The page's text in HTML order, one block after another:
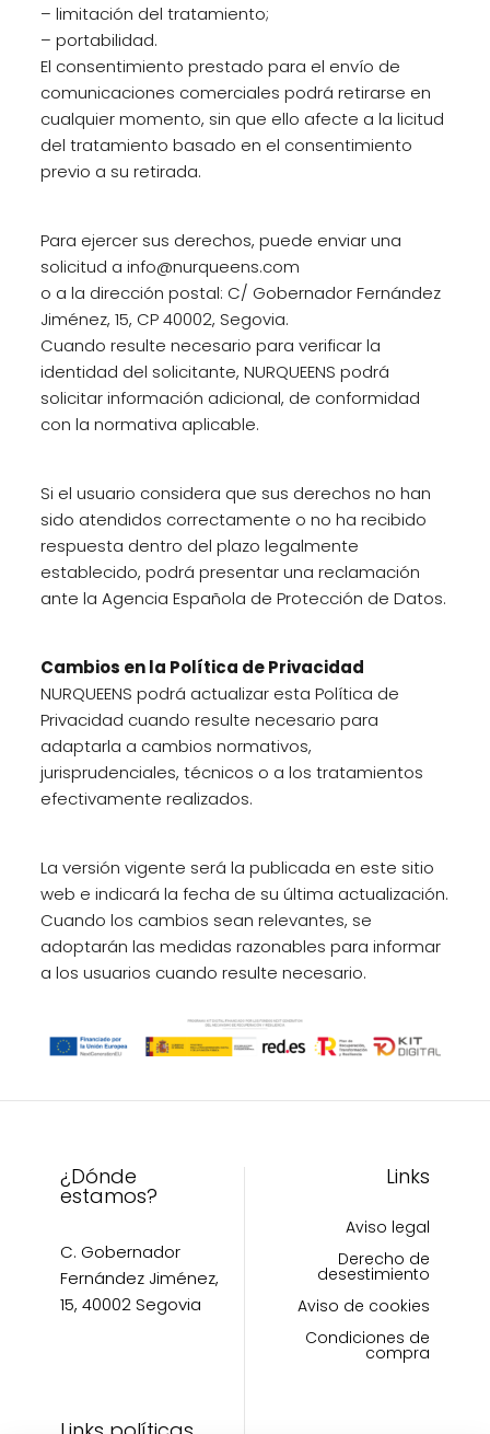
– limitación del tratamiento;
– portabilidad.
El consentimiento prestado para el envío de
comunicaciones comerciales podrá retirarse en
cualquier momento, sin que ello afecte a la licitud
del tratamiento basado en el consentimiento
previo a su retirada.
Para ejercer sus derechos, puede enviar una
solicitud a info@nurqueens.com
o a la dirección postal: C/ Gobernador Fernández
Jiménez, 15, CP 40002, Segovia.
Cuando resulte necesario para verificar la
identidad del solicitante, NURQUEENS podrá
solicitar información adicional, de conformidad
con la normativa aplicable.
Si el usuario considera que sus derechos no han
sido atendidos correctamente o no ha recibido
respuesta dentro del plazo legalmente
establecido, podrá presentar una reclamación
ante la Agencia Española de Protección de Datos.
Cambios en la Política de Privacidad
NURQUEENS podrá actualizar esta Política de
Privacidad cuando resulte necesario para
adaptarla a cambios normativos,
jurisprudenciales, técnicos o a los tratamientos
efectivamente realizados.
La versión vigente será la publicada en este sitio
web e indicará la fecha de su última actualización.
Cuando los cambios sean relevantes, se
adoptarán las medidas razonables para informar
a los usuarios cuando resulte necesario.
¿Dónde
estamos?
C. Gobernador
Fernández Jiménez,
15, 40002 Segovia
Links
Aviso legal
Derecho de
desestimiento
Aviso de cookies
Condiciones de
compra